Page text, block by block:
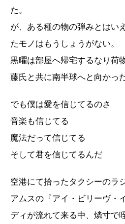
た。
が、ある種の物の弾みとはい
たモノはもうしょうがない。
黒曜は部屋へ帰宅するなり荷
藤氏と共に南半球へと向かっ
でも僕は愛を信じてるのさ
音楽も信じてる
魔法だって信じてる
そして君を信じてるんだ
空港にて拾ったタクシーのラ
アムスの『アイ・ビリーヴ・
ディが流れて来る中、燐寸で